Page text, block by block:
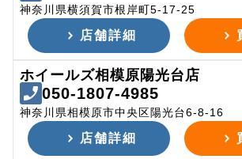
神奈川県横須賀市根岸町5-17-25
店舗詳細
ホイールズ相模原陽光台店
050-1807-4985
神奈川県相模原市中央区陽光台6-8-16
店舗詳細